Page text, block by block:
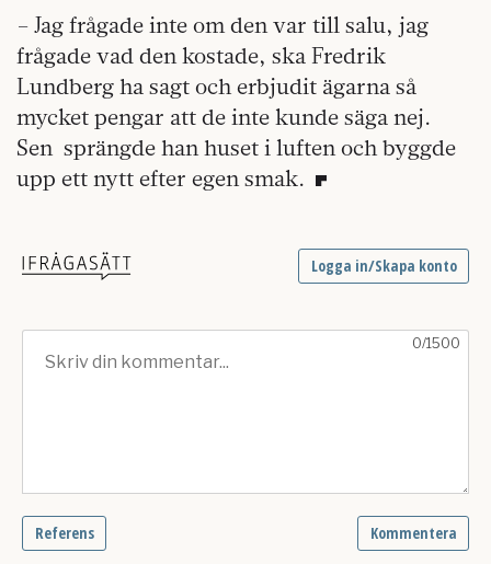
– Jag frågade inte om den var till salu, jag
frågade vad den kostade, ska Fredrik
Lundberg ha sagt och erbjudit ägarna så
mycket pengar att de inte kunde säga nej.
Sen sprängde han huset i luften och byggde
upp ett nytt efter egen smak.